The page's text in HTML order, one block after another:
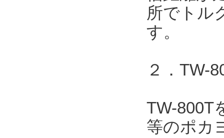
所でトル
す。
２．TW-
TW-800T
等のポカ